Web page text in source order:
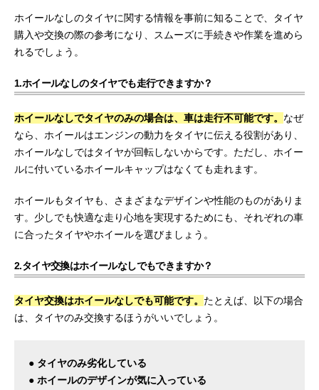
ホイールなしのタイヤに関する情報を事前に知ることで、タイヤ
購入や交換の際の参考になり、スムーズに手続きや作業を進めら
れるでしょう。
1.ホイールなしのタイヤでも走行できますか？
ホイールなしでタイヤのみの場合は、車は走行不可能です。 なぜ
なら、ホイールはエンジンの動力をタイヤに伝える役割があり、
ホイールなしではタイヤが回転しないからです。ただし、ホイー
ルに付いているホイールキャップはなくても走れます。
ホイールもタイヤも、さまざまなデザインや性能のものがありま
す。少しでも快適な走り心地を実現するためにも、それぞれの車
に合ったタイヤやホイールを選びましょう。
2.タイヤ交換はホイールなしでもできますか？
タイヤ交換はホイールなしでも可能です。 たとえば、以下の場合
は、タイヤのみ交換するほうがいいでしょう。
● タイヤのみ劣化している
● ホイールのデザインが気に入っている